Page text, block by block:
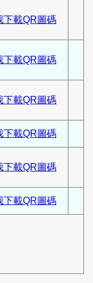
下載QR圖碼
下載QR圖碼
下載QR圖碼
下載QR圖碼
下載QR圖碼
下載QR圖碼